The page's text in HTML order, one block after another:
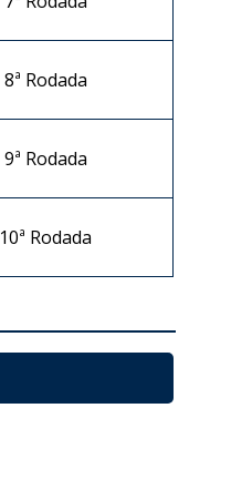
8ª Rodada
9ª Rodada
10ª Rodada